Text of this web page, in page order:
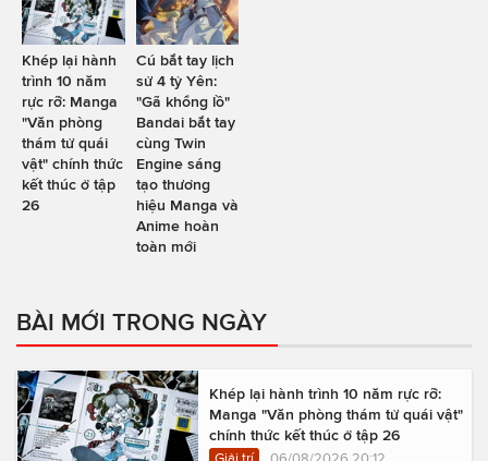
Khép lại hành
trình 10 năm
rực rỡ: Manga
"Văn phòng
thám tử quái
vật" chính thức
kết thúc ở tập
26
Cú bắt tay lịch
sử 4 tỷ Yên:
"Gã khổng lồ"
Bandai bắt tay
cùng Twin
Engine sáng
tạo thương
hiệu Manga và
Anime hoàn
toàn mới
BÀI MỚI TRONG NGÀY
Khép lại hành trình 10 năm rực rỡ:
Manga "Văn phòng thám tử quái vật"
chính thức kết thúc ở tập 26